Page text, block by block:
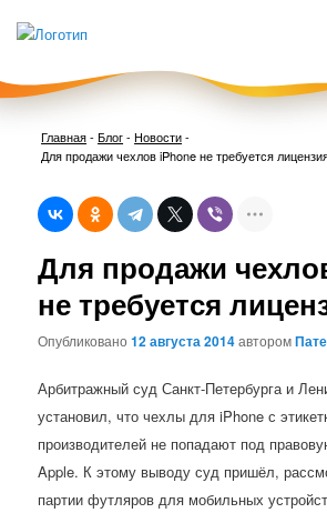
Главная-Блог- Новости-
Для продажи чехлов iPhone не требуется
Для продажи
не требуется
Опубликовано12 августа 2014автором
Арбитражный суд Санкт-Петербурга и
установил, что чехлы для iPhone с
производителей не попадают под
Apple. К этому выводу суд пришёл,
партии футляров для мобильных